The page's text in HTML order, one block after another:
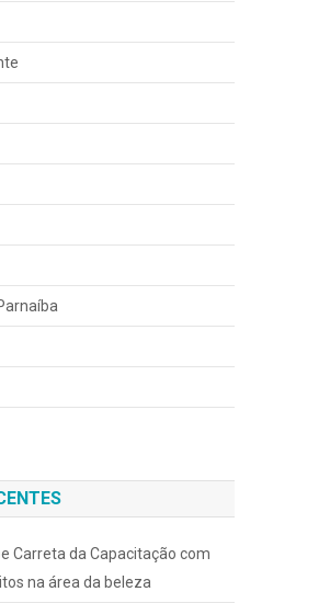
Carreta da Capacitação com
na área da beleza